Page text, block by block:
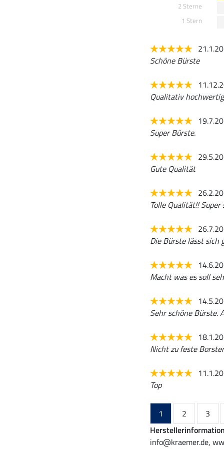
2 Sterne
1 Stern
Schöne Bürste
Qualitativ
Super Bürste.
Gute Qualität
Tolle Qualität!!
Die Bürste lässt
Macht was es soll
Sehr schöne Bürste.
Nicht zu feste
Top
1 2 3
info@kraemer.de,